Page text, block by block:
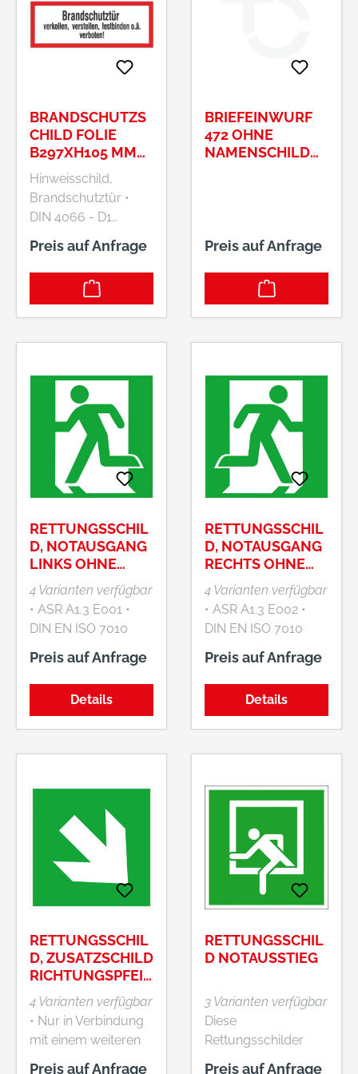
BRANDSCHUTZS
CHILD FOLIE
B297XH105 MM
BRANDSCHUTZT
ÜR VERKEILEN
LANGNACHLEUC
HTEND
Hinweisschild,
Brandschutztür •
DIN 4066 - D1
Hersteller: Wolk AG,
Am Kiesberg 12-14,
42117 Wuppertal, DE,
+4920224350,
Preis auf Anfrage
BRIEFEINWURF
472 OHNE
NAMENSCHILD#
Preis auf Anfrage
RETTUNGSSCHIL
D, NOTAUSGANG
LINKS OHNE
RICHTUNGSPFEIL
4 Varianten verfügbar
• ASR A1.3 E001 •
DIN EN ISO 7010
E001 •
Langnachleuchtend,
DIN 67510-1 Klasse
Preis auf Anfrage
Details
RETTUNGSSCHIL
D, NOTAUSGANG
RECHTS OHNE
RICHTUNGSPFEIL
4 Varianten verfügbar
• ASR A1.3 E002 •
DIN EN ISO 7010
E002 •
Langnachleuchtend,
DIN 67510-1 Klasse
Preis auf Anfrage
Details
RETTUNGSSCHIL
D, ZUSATZSCHILD
RICHTUNGSPFEIL
, SCHRÄG
4 Varianten verfügbar
• Nur in Verbindung
mit einem weiteren
Rettungszeichen
Preis auf Anfrage
RETTUNGSSCHIL
D NOTAUSSTIEG
3 Varianten verfügbar
Diese
Rettungsschilder
sind lang
Preis auf Anfrage